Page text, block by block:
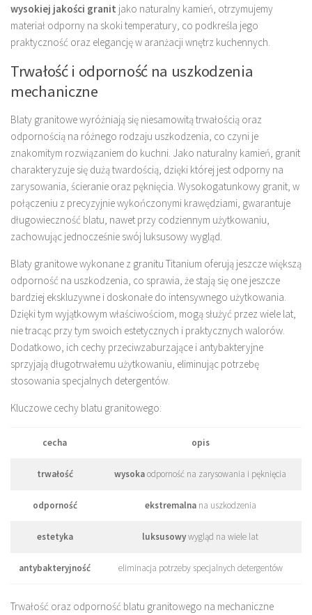
wysokiej jakości granit jako naturalny kamień, otrzymujemy
materiał odporny na skoki temperatury, co podkreśla jego
praktyczność oraz elegancję w aranżacji wnętrz kuchennych.
Trwałość i odporność na uszkodzenia
mechaniczne
Blaty granitowe wyróżniają się niesamowitą trwałością oraz
odpornością na różnego rodzaju uszkodzenia, co czyni je
znakomitym rozwiązaniem do kuchni. Jako naturalny kamień, granit
charakteryzuje się dużą twardością, dzięki której jest odporny na
zarysowania, ścieranie oraz pęknięcia. Wysokogatunkowy granit, w
połączeniu z precyzyjnie wykończonymi krawędziami, gwarantuje
długowieczność blatu, nawet przy codziennym użytkowaniu,
zachowując jednocześnie swój luksusowy wygląd.
Blaty granitowe wykonane z granitu Titanium oferują jeszcze większą
odporność na uszkodzenia, co sprawia, że stają się one jeszcze
bardziej ekskluzywne i doskonałe do intensywnego użytkowania.
Dzięki tym wyjątkowym właściwościom, mogą służyć przez wiele lat,
nie tracąc przy tym swoich estetycznych i praktycznych walorów.
Dodatkowo, ich cechy przeciwzaburzające i antybakteryjne
sprzyjają długotrwałemu użytkowaniu, eliminując potrzebę
stosowania specjalnych detergentów.
Kluczowe cechy blatu granitowego:
cecha opis
trwałość wysokaodporność na zarysowania i pęknięcia
odporność ekstremalnana uszkodzenia
estetyka luksusowywygląd na wiele lat
antybakteryjność eliminacja potrzeby specjalnych detergentów
Trwałość oraz odporność blatu granitowego na mechaniczne